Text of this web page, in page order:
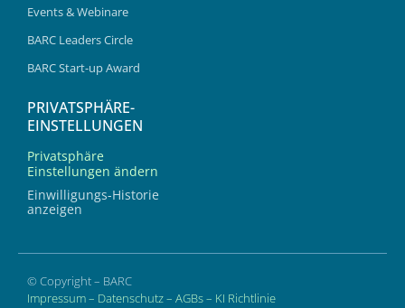
Events & Webinare
BARC Leaders Circle
BARC Start-up Award
PRIVATSPHÄRE-
EINSTELLUNGEN
Privatsphäre
Einstellungen ändern
Einwilligungs-Historie
anzeigen
© Copyright – BARC
Impressum– Datenschutz– AGBs– KI Richtlinie